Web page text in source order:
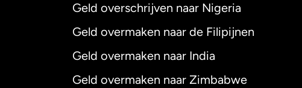
Geld overschrijven naar Nigeria
Geld overmaken naar de Filipijnen
Geld overmaken naar India
Geld overmaken naar Zimbabwe